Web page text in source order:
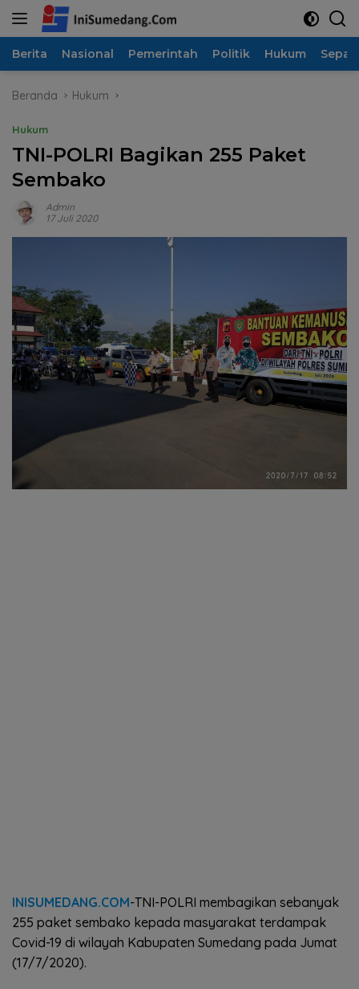
Langsung
Berita Nasional Pemerintah Politik Hukum
Beranda Hukum
Hukum
TNI-POLRI Bagikan 255 Paket
Sembako
Admin
17 Juli 2020
INISUMEDANG.COM-TNI-POLRI membagikan sebanyak
255 paket sembako kepada masyarakat terdampak
Covid-19 di wilayah Kabupaten Sumedang pada Jumat
(17/7/2020).